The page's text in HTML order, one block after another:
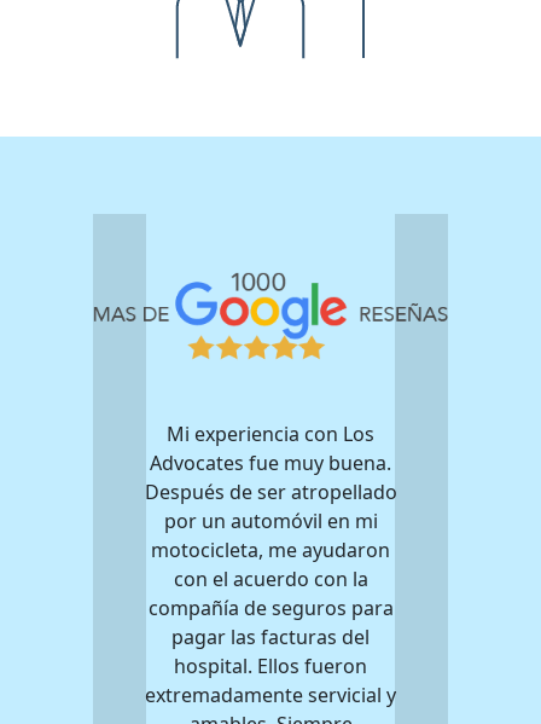
Mi experiencia con Los
Advocates fue muy buena.
Después de ser atropellado
por un automóvil en mi
motocicleta, me ayudaron
con el acuerdo con la
compañía de seguros para
pagar las facturas del
hospital. Ellos fueron
extremadamente servicial y